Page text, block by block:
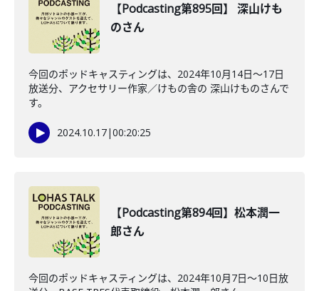
【Podcasting第895回】 深山けも
のさん
今回のポッドキャスティングは、2024年10月14日〜17日
放送分、アクセサリー作家／けもの舎の 深山けものさんで
す。
2024.10.17|00:20:25
【Podcasting第894回】松本潤一
郎さん
今回のポッドキャスティングは、2024年10月7日〜10日放